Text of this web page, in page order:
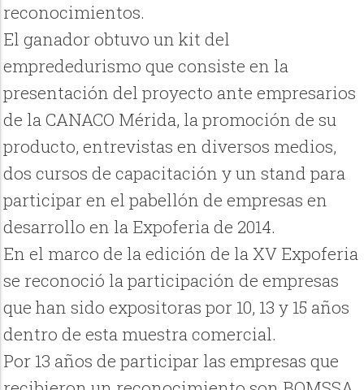
reconocimientos.
El ganador obtuvo un kit del
emprededurismo que consiste en la
presentación del proyecto ante empresarios
de la CANACO Mérida, la promoción de su
producto, entrevistas en diversos medios,
dos cursos de capacitación y un stand para
participar en el pabellón de empresas en
desarrollo en la Expoferia de 2014.
En el marco de la edición de la XV Expoferia
se reconoció la participación de empresas
que han sido expositoras por 10, 13 y 15 años
dentro de esta muestra comercial.
Por 13 años de participar las empresas que